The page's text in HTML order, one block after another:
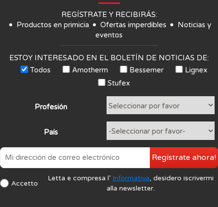
REGÍSTRATE Y RECIBIRÁS:
Productos en primicia
Ofertas imperdibles
Noticias y
eventos
ESTOY INTERESADO EN EL BOLETÍN DE NOTICIAS DE:
Todos
Amotherm Bessemer
Lignex
Stufex
Profesión
País
Accetto
Letta e compresa l’ Informativa, desidero iscrivermi
alla newsletter.
Regístrate ahora!